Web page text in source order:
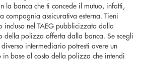
la banca che ti concede il mutuo, infatti,
compagnia assicurativa esterna. Tieni
incluso nel TAEG pubblicizzato dalla
della polizza offerta dalla banca. Se scegli
intermediario potresti avere un
in base al costo della polizza che intendi